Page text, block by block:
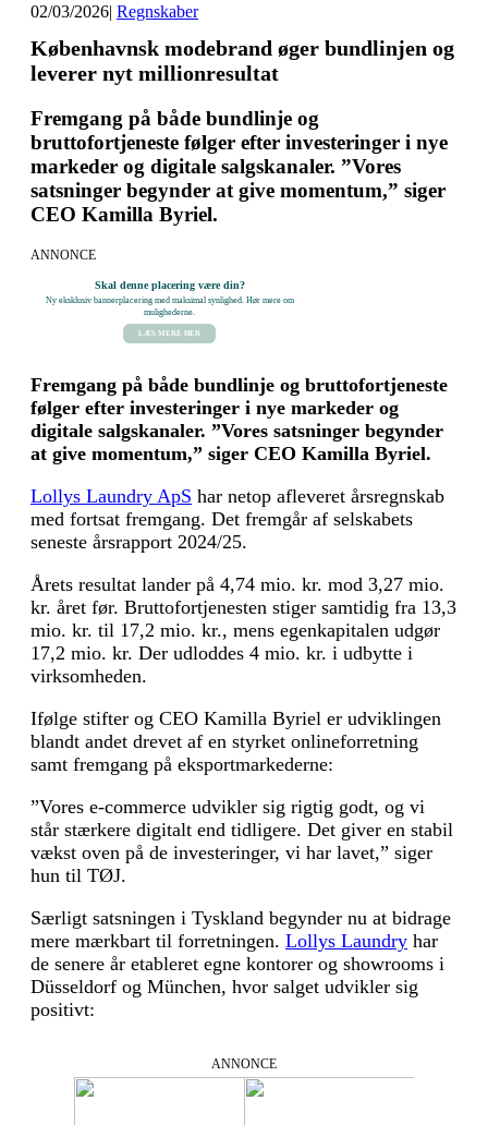
02/03/2026| Regnskaber
Københavnsk modebrand øger bundlinjen og
leverer nyt millionresultat
Fremgang på både bundlinje og
bruttofortjeneste følger efter investeringer i nye
markeder og digitale salgskanaler. ”Vores
satsninger begynder at give momentum,” siger
CEO Kamilla Byriel.
ANNONCE
Skal denne placering være din?
Ny eksklusiv bannerplacering med maksimal synlighed. Hør mere om
mulighederne.
LÆS MERE HER
Fremgang på både bundlinje og bruttofortjeneste
følger efter investeringer i nye markeder og
digitale salgskanaler. ”Vores satsninger begynder
at give momentum,” siger CEO Kamilla Byriel.
Lollys Laundry ApS har netop afleveret årsregnskab
med fortsat fremgang. Det fremgår af selskabets
seneste årsrapport 2024/25.
Årets resultat lander på 4,74 mio. kr. mod 3,27 mio.
kr. året før. Bruttofortjenesten stiger samtidig fra 13,3
mio. kr. til 17,2 mio. kr., mens egenkapitalen udgør
17,2 mio. kr. Der udloddes 4 mio. kr. i udbytte i
virksomheden.
Ifølge stifter og CEO Kamilla Byriel er udviklingen
blandt andet drevet af en styrket onlineforretning
samt fremgang på eksportmarkederne:
”Vores e-commerce udvikler sig rigtig godt, og vi
står stærkere digitalt end tidligere. Det giver en stabil
vækst oven på de investeringer, vi har lavet,” siger
hun til TØJ.
Særligt satsningen i Tyskland begynder nu at bidrage
mere mærkbart til forretningen. Lollys Laundry har
de senere år etableret egne kontorer og showrooms i
Düsseldorf og München, hvor salget udvikler sig
positivt:
ANNONCE